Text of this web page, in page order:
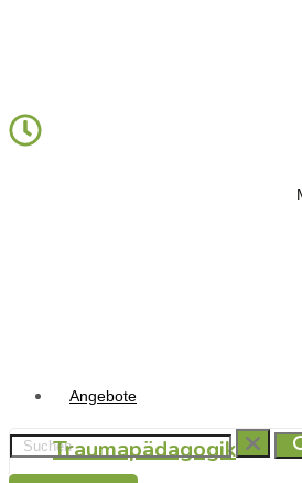
Angebote
Traumapädagogik